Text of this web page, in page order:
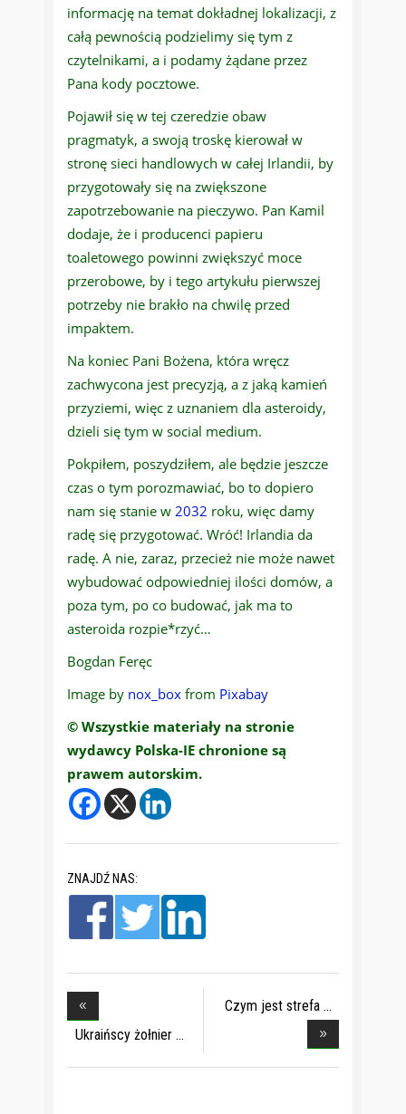
informację na temat dokładnej lokalizacji, z
całą pewnością podzielimy się tym z
czytelnikami, a i podamy żądane przez
Pana kody pocztowe.
Pojawił się w tej czeredzie obaw
pragmatyk, a swoją troskę kierował w
stronę sieci handlowych w całej Irlandii, by
przygotowały się na zwiększone
zapotrzebowanie na pieczywo. Pan Kamil
dodaje, że i producenci papieru
toaletowego powinni zwiększyć moce
przerobowe, by i tego artykułu pierwszej
potrzeby nie brakło na chwilę przed
impaktem.
Na koniec Pani Bożena, która wręcz
zachwycona jest precyzją, a z jaką kamień
przyziemi, więc z uznaniem dla asteroidy,
dzieli się tym w social medium.
Pokpiłem, poszydziłem, ale będzie jeszcze
czas o tym porozmawiać, bo to dopiero
nam się stanie w 2032 roku, więc damy
radę się przygotować. Wróć! Irlandia da
radę. A nie, zaraz, przecież nie może nawet
wybudować odpowiedniej ilości domów, a
poza tym, po co budować, jak ma to
asteroida rozpie*rzyć…
Bogdan Feręc
Image by nox_box from Pixabay
© Wszystkie materiały na stronie
wydawcy Polska-IE chronione są
prawem autorskim.
ZNAJDŹ NAS:
Ukraińscy żołnier
Czym jest strefa